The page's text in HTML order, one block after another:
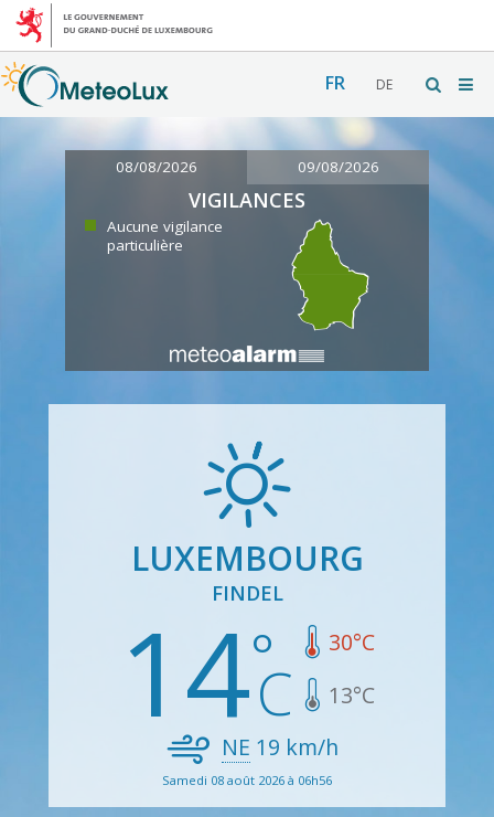
FR DE
08/08/2026 09/08/2026
VIGILANCES
Aucune vigilance
particulière
LUXEMBOURG
FINDEL
14 30°C
13°C
NE 19 km/h
Samedi 08 août 2026 à 06h56